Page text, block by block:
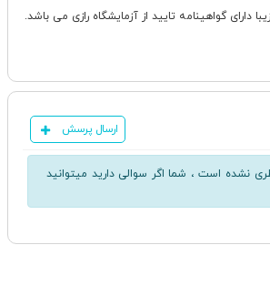
دارای گواهینامه تایید از آزمایشگاه رازی می باشد.
ارسال پرسش
نشده است ، شما اگر سوالی دارید میتوانید